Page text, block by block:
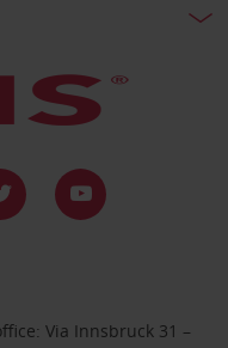
Via Innsbruck 31 –